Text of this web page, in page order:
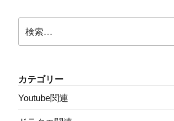
索:
カテゴリー
Youtube関連